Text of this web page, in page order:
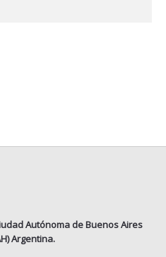
Autónoma de Buenos Aires
Argentina.